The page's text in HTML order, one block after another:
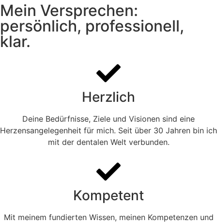
Mein Versprechen:
persönlich, professionell,
klar.
Herzlich
Deine Bedürfnisse, Ziele und Visionen sind eine
Herzensangelegenheit für mich. Seit über 30 Jahren bin ich
mit der dentalen Welt verbunden.
Kompetent
Mit meinem fundierten Wissen, meinen Kompetenzen und